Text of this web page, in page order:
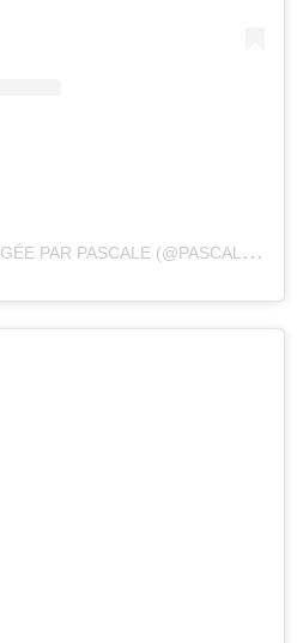
U
NE PUBLICATION PARTAGÉE PAR PASCALE (@PASCALEROBITAILLE)